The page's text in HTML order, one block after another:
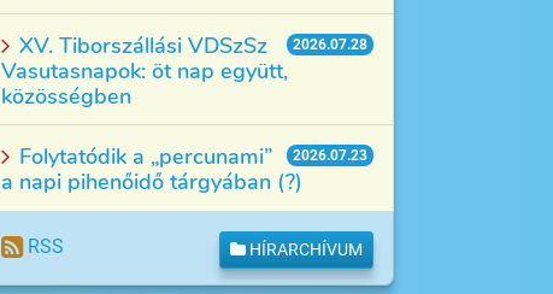
2026.07.28
XV. Tiborszállási VDSzSz
Vasutasnapok: öt nap együtt,
közösségben
2026.07.23
Folytatódik a „percunami”
a napi pihenőidő tárgyában (?)
RSS HÍRARCHÍVUM